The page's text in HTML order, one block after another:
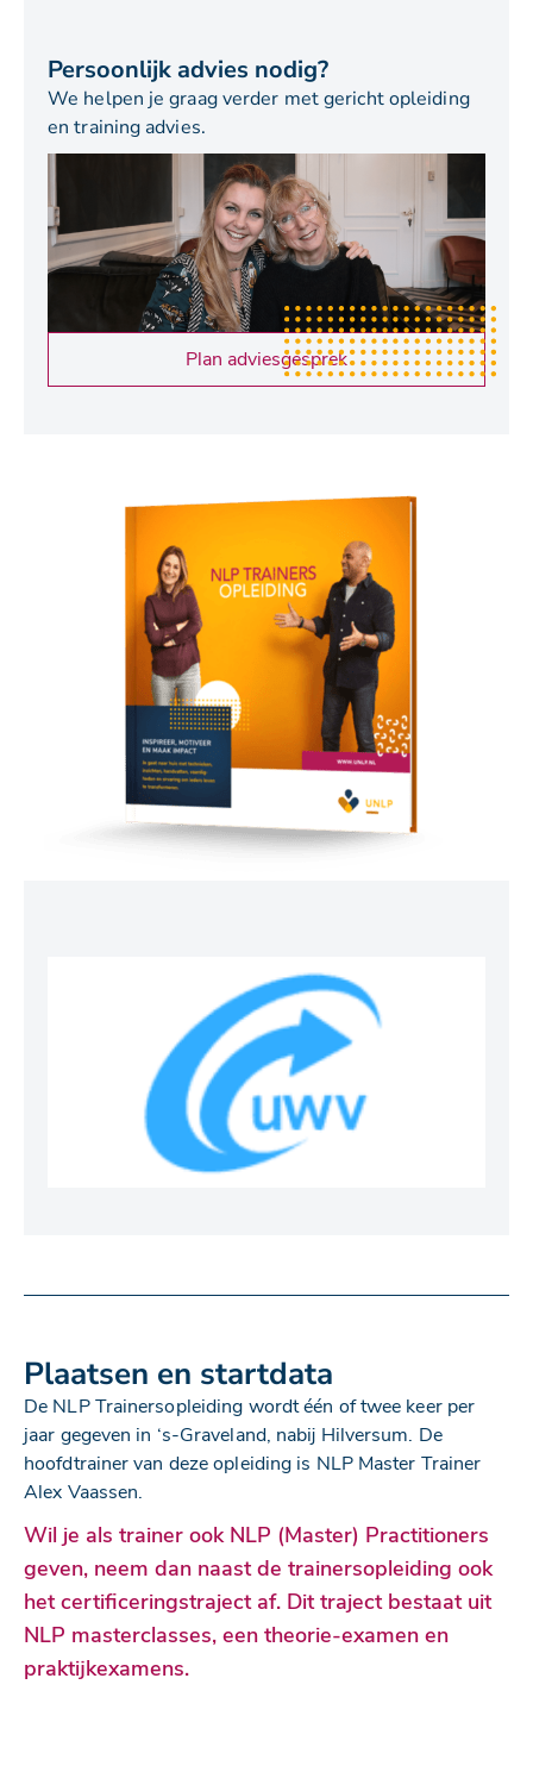
Persoonlijk advies nodig?
We helpen je graag verder met gericht opleiding
en training advies.
Plan adviesgesprek
Plaatsen en startdata
De NLP Trainersopleiding wordt één of twee keer per
jaar gegeven in ‘s-Graveland, nabij Hilversum. De
hoofdtrainer van deze opleiding is NLP Master Trainer
Alex Vaassen.
Wil je als trainer ook NLP (Master) Practitioners
geven, neem dan naast de trainersopleiding ook
het certificeringstraject af. Dit traject bestaat uit
NLP masterclasses, een theorie-examen en
praktijkexamens.